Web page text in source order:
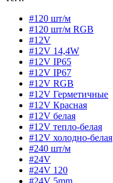
#120 шт/м
#120 шт/м RGB
#12V
#12V 14,4W
#12V IP65
#12V IP67
#12V RGB
#12V Герметичные
#12V Красная
#12V белая
#12V тепло-белая
#12V холодно-белая
#240 шт/м
#24V
#24V 120